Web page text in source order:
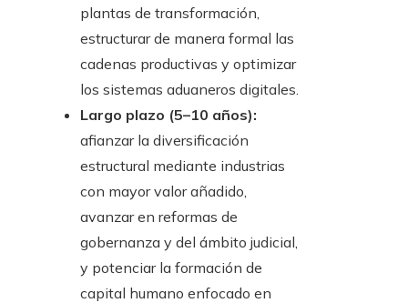
plantas de transformación,
estructurar de manera formal las
cadenas productivas y optimizar
los sistemas aduaneros digitales.
Largo plazo (5–10 años):
afianzar la diversificación
estructural mediante industrias
con mayor valor añadido,
avanzar en reformas de
gobernanza y del ámbito judicial,
y potenciar la formación de
capital humano enfocado en